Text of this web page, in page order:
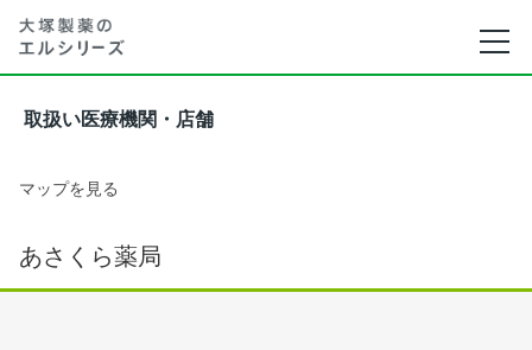
取扱い医療機関・店舗
マップを見る
あさくら薬局